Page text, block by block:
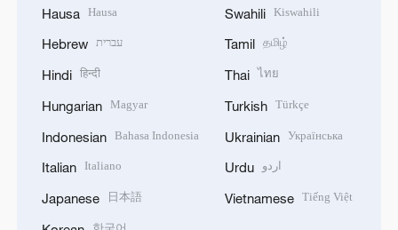
Hausa Hausa
Hebrew עברית
Hindi हिन्दी
Hungarian Magyar
Indonesian Bahasa Indonesia
Italian Italiano
Japanese 日本語
Swahili Kiswahili
Tamil தமிழ்
Thai ไทย
Turkish Türkçe
Ukrainian Українська
Urdu اردو
Vietnamese Tiếng Việt